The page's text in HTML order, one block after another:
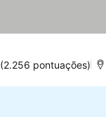
(2.256 pontuações)